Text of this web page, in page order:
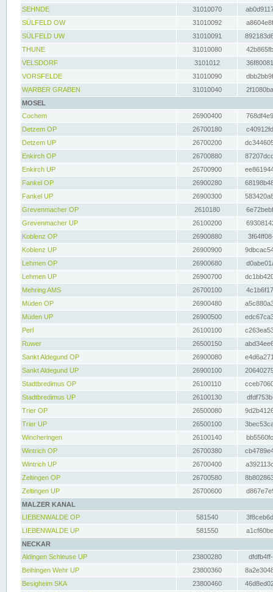
SEHNDE
31010070
SÜLFELD OW
31010092
SÜLFELD UW
31010091
THUNE
31010080
VELSDORF
3101012
VORSFELDE
31010090
WARBER GRABEN
31010040
MOSEL
Cochem
26900400
Detzem OP
26700180
Detzem UP
26700200
Enkirch OP
26700880
Enkirch UP
26700900
Fankel OP
26900280
Fankel UP
26900300
Grevenmacher OP
2610180
Grevenmacher UP
26100200
Koblenz OP
26900880
Koblenz UP
26900900
Lehmen OP
26900680
Lehmen UP
26900700
Mehring AMS
26700100
Müden OP
26900480
Müden UP
26900500
Perl
26100100
Ruwer
26500150
Sankt Aldegund OP
26900080
Sankt Aldegund UP
26900100
Stadtbredimus OP
26100110
Stadtbredimus UP
26100130
Trier OP
26500080
Trier UP
26500100
Wincheringen
26100140
Wintrich OP
26700380
Wintrich UP
26700400
Zeltingen OP
26700580
Zeltingen UP
26700600
MALZER KANAL
LIEBENWALDE OP
581540
LIEBENWALDE UP
581550
NECKAR
Aldingen Schleuse UP
23800280
Beihingen Wehr UP
23800360
Besigheim SKA
23800460